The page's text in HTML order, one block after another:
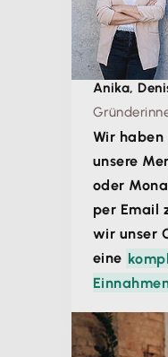
Anika,
Wir
unsere
oder
per Email
wir unser
eine